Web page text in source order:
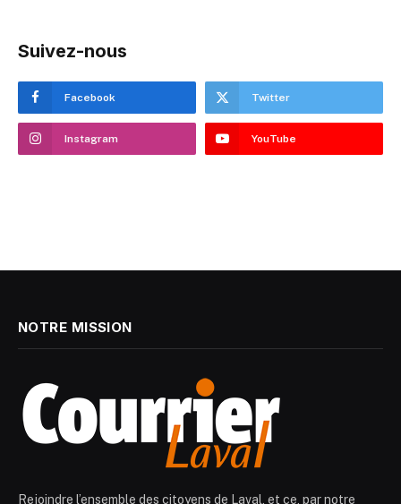
Suivez-nous
Facebook Twitter
Instagram YouTube
NOTRE MISSION
Rejoindre l’ensemble des citoyens de Laval, et ce, par notre